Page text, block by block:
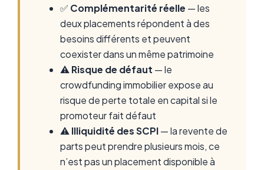
✅ Complémentarité réelle — les
deux placements répondent à des
besoins différents et peuvent
coexister dans un même patrimoine
⚠️Risque de défaut — le
crowdfunding immobilier expose au
risque de perte totale en capital si le
promoteur fait défaut
⚠️Illiquidité des SCPI— la revente de
parts peut prendre plusieurs mois, ce
n’est pas un placement disponible à